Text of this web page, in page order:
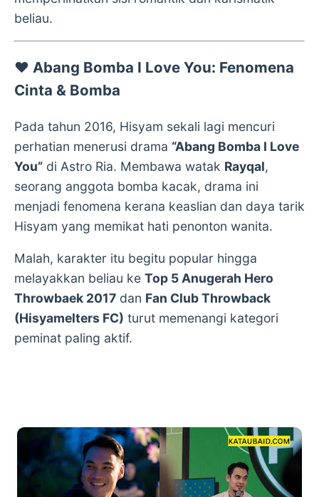
beliau.
❤️ Abang Bomba I Love You: Fenomena
Cinta & Bomba
Pada tahun 2016, Hisyam sekali lagi mencuri
perhatian menerusi drama “Abang Bomba I Love
You” di Astro Ria. Membawa watak Rayqal,
seorang anggota bomba kacak, drama ini
menjadi fenomena kerana keaslian dan daya tarik
Hisyam yang memikat hati penonton wanita.
Malah, karakter itu begitu popular hingga
melayakkan beliau ke Top 5 Anugerah Hero
Throwbaek 2017 dan Fan Club Throwback
(Hisyamelters FC) turut memenangi kategori
peminat paling aktif.